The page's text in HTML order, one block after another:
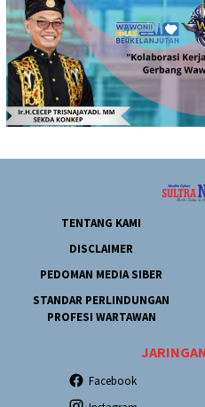
TENTANG KAMI
DISCLAIMER
PEDOMAN MEDIA SIBER
STANDAR PERLINDUNGAN
PROFESI WARTAWAN
Facebook